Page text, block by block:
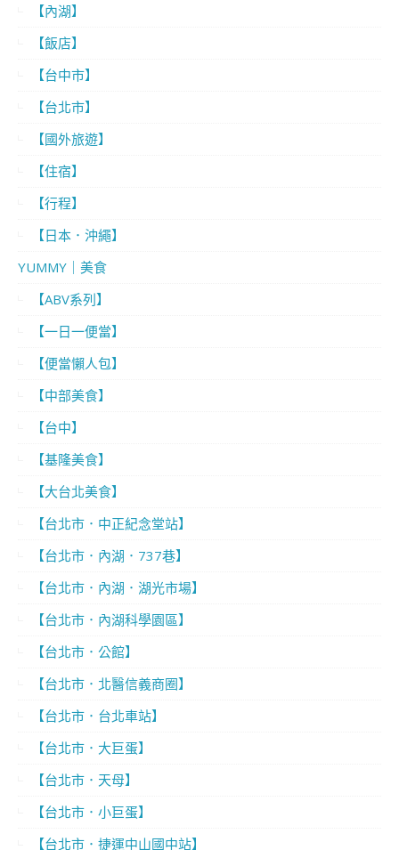
【內湖】
【飯店】
【台中市】
【台北市】
【國外旅遊】
【住宿】
【行程】
【日本．沖繩】
YUMMY｜美食
【ABV系列】
【一日一便當】
【便當懶人包】
【中部美食】
【台中】
【基隆美食】
【大台北美食】
【台北市．中正紀念堂站】
【台北市．內湖．737巷】
【台北市．內湖．湖光市場】
【台北市．內湖科學園區】
【台北市．公館】
【台北市．北醫信義商圈】
【台北市．台北車站】
【台北市．大巨蛋】
【台北市．天母】
【台北市．小巨蛋】
【台北市．捷運中山國中站】